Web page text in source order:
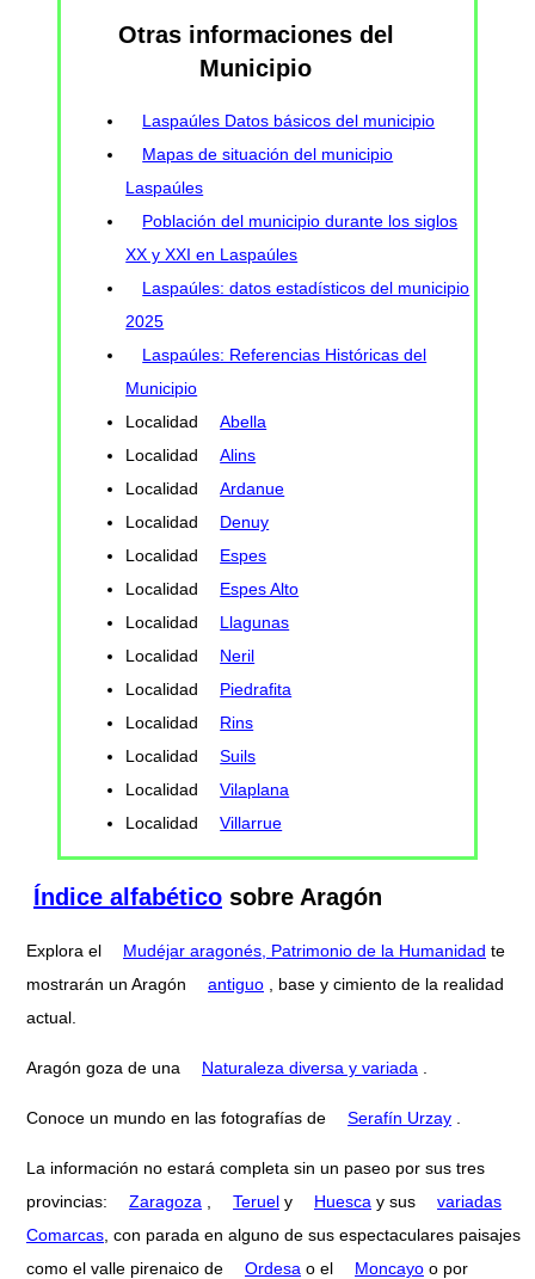
Otras informaciones del
Municipio
Laspaúles Datos básicos del municipio
Mapas de situación del municipio
Laspaúles
Población del municipio durante los siglos
XX y XXI en Laspaúles
Laspaúles: datos estadísticos del municipio
2025
Laspaúles: Referencias Históricas del
Municipio
Localidad
Abella
Localidad
Alins
Localidad
Ardanue
Localidad
Denuy
Localidad
Espes
Localidad
Espes Alto
Localidad
Llagunas
Localidad
Neril
Localidad
Piedrafita
Localidad
Rins
Localidad
Suils
Localidad
Vilaplana
Localidad
Villarrue
Índice alfabético sobre Aragón
Explora el Mudéjar aragonés, Patrimonio de la Humanidad te
mostrarán un Aragón
antiguo , base y cimiento de la realidad
actual.
Aragón goza de una Naturaleza diversa y variada
Conoce un mundo en las fotografías de Serafín Urzay
La información no estará completa sin un paseo por sus tres
provincias:
Zaragoza Teruel y Huesca y sus
variadas
Comarcas , con parada en alguno de sus espectaculares paisajes
como el valle pirenaico de
Ordesa o el Moncayo o por